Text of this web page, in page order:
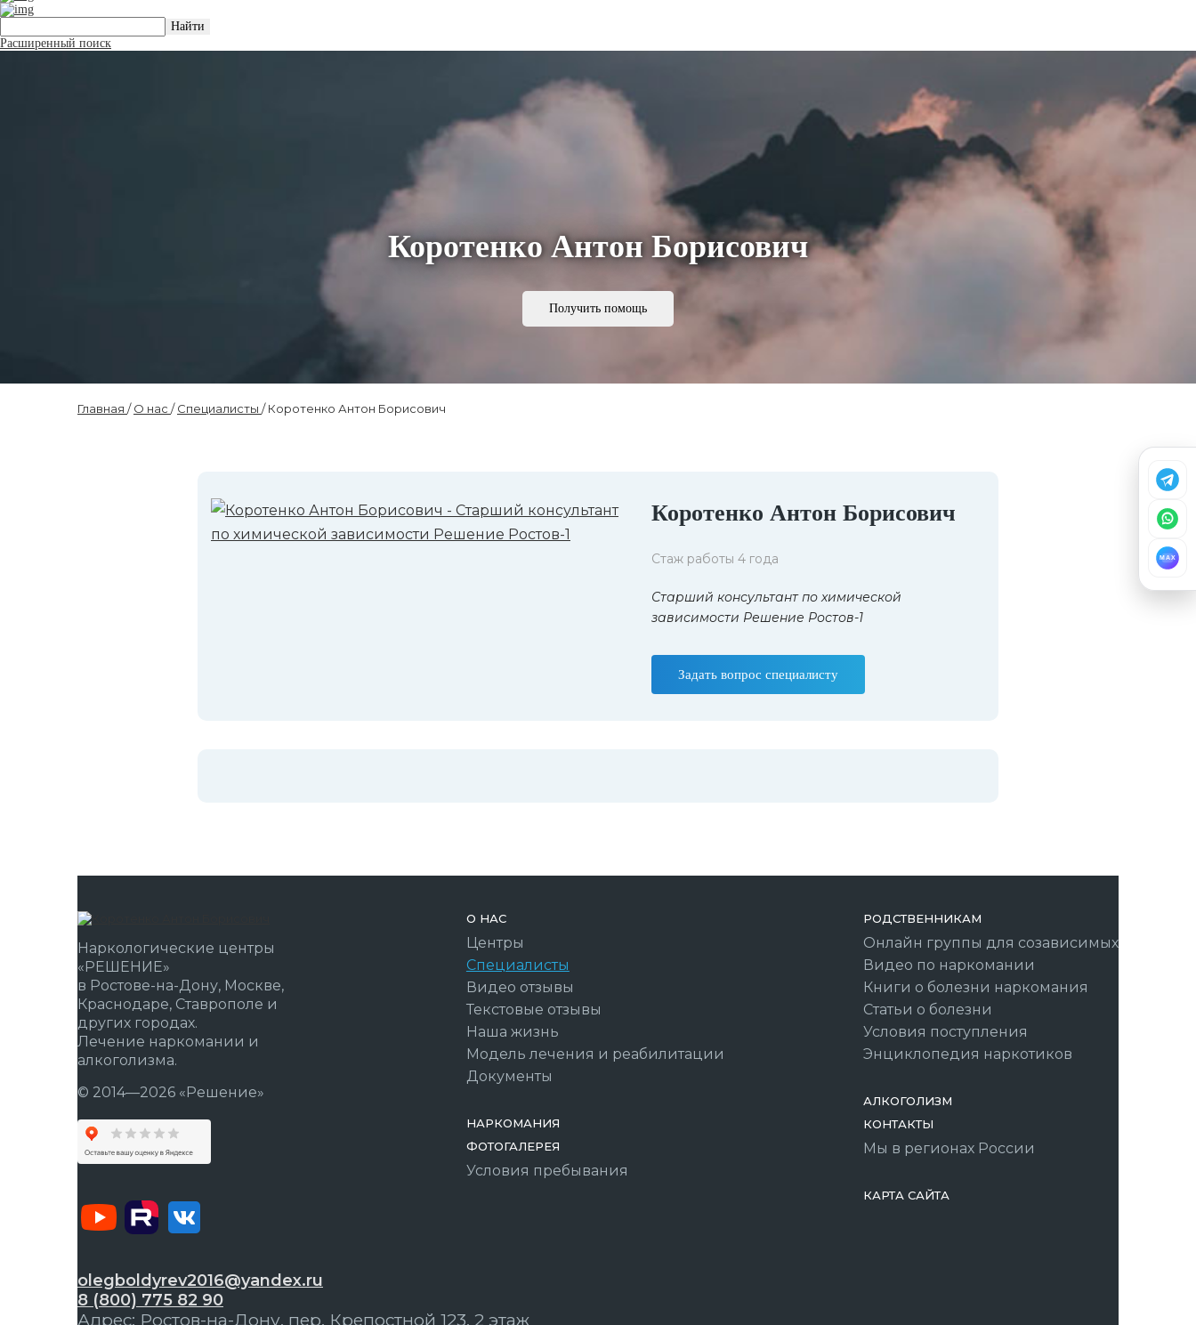
Расширенный поиск
Коротенко Антон Борисович
Получить помощь
Главная /О нас /Специалисты / Коротенко Антон Борисович
Коротенко Антон Борисович
Стаж работы 4 года
Старший консультант по химической
зависимости Решение Ростов-1
Задать вопрос специалисту
Наркологические центры
«РЕШЕНИЕ»
в Ростове-на-Дону, Москве,
Краснодаре, Ставрополе и
других городах.
Лечение наркомании и
алкоголизма.
© 2014—2026 «Решение»
О НАС
Центры
Специалисты
Видео отзывы
Текстовые отзывы
Наша жизнь
Модель лечения и реабилитации
Документы
НАРКОМАНИЯ
ФОТОГАЛЕРЕЯ
Условия пребывания
РОДСТВЕННИКАМ
Онлайн группы для созависимых
Видео по наркомании
Книги о болезни наркомания
Статьи о болезни
Условия поступления
Энциклопедия наркотиков
АЛКОГОЛИЗМ
КОНТАКТЫ
Мы в регионах России
КАРТА САЙТА
olegboldyrev2016@yandex.ru
8 (800) 775 82 90
Адрес: Ростов-на-Дону, пер. Крепостной 123, 2 этаж
MAX